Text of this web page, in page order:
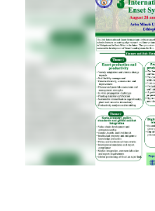
ADMINISTRATION
OFFICES
REGISTRAR